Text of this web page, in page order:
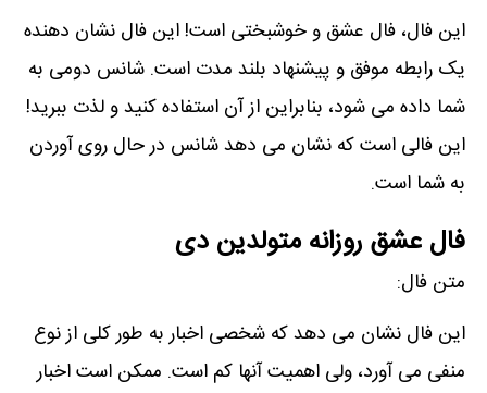
این فال، فال عشق و خوشبختی است! این فال نشان دھنده
یک رابطه موفق و پیشنھاد بلند مدت است. شانس دومی به
شما داده می شود، بنابراین از آن استفاده کنید و لذت ببرید!
این فالی است که نشان می دھد شانس در حال روی آوردن
به شما است.
فال عشق روزانه متولدین دی
متن فال:
این فال نشان می دھد که شخصی اخبار به طور کلی از نوع
منفی می آورد، ولی اھمیت آنھا کم است. ممکن است اخبار